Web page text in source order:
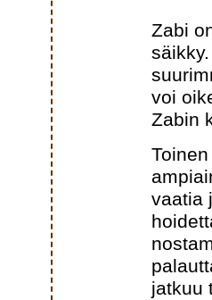
Zabi
voi
Zabin
vaatia
jatkuu